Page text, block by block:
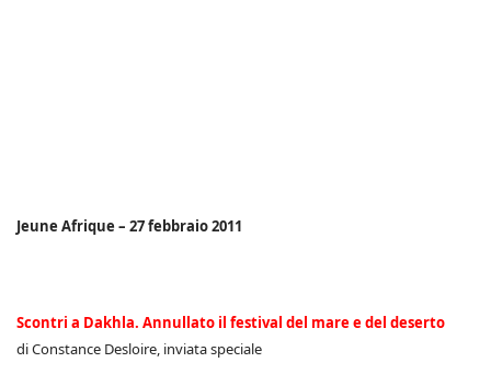
Jeune Afrique – 27 febbraio 2011
Scontri a Dakhla. Annullato il festival del mare e del deserto
di Constance Desloire, inviata speciale